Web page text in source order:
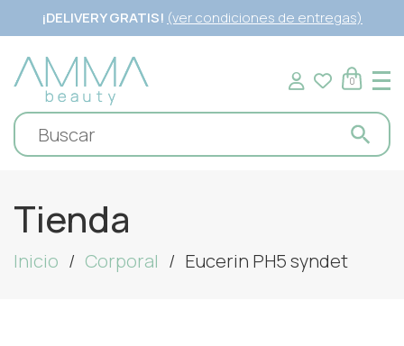
¡DELIVERY GRATIS! (ver condiciones de entregas)
0
Tienda
Inicio Corporal Eucerin PH5 syndet